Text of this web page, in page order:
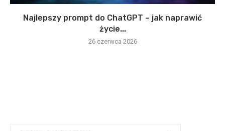
Najlepszy prompt do ChatGPT – jak naprawić
życie...
26 czerwca 2026